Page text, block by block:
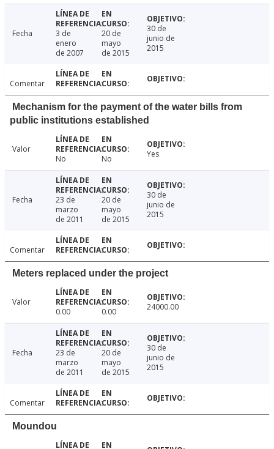
Fecha
3 de
enero
de 2007
20 de
mayo
de 2015
30 de
junio de
2015
Comentar
Mechanism for the payment of the water bills from
public institutions established
Valor
No
No Yes
Fecha
23 de
marzo
de 2011
20 de
mayo
de 2015
30 de
junio de
2015
Comentar
Meters replaced under the project
Valor
0.00
0.00 24000.00
Fecha
23 de
marzo
de 2011
20 de
mayo
de 2015
30 de
junio de
2015
Comentar
Moundou